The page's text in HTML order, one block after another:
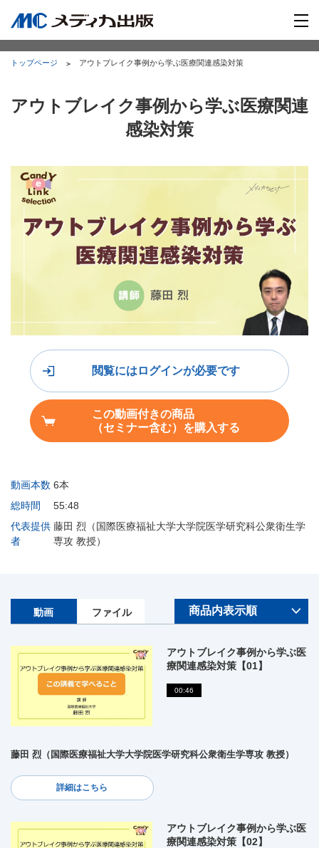
トップページ アウトブレイク事例から学ぶ医療関連感染対策
アウトブレイク事例から学ぶ医療関連
感染対策
動画本数 6本
総時間
55:48
代表提供
者
藤田 烈（国際医療福祉大学大学院医学研究科公衆衛生学
専攻 教授）
閲覧にはログインが必要です
この動画付きの商品
（セミナー含む）を購入する
動画 ファイル
アウトブレイク事例から学ぶ医
療関連感染対策【01】
00:46
藤田 烈（国際医療福祉大学大学院医学研究科公衆衛生学専攻 教授）
詳細はこちら
アウトブレイク事例から学ぶ医
療関連感染対策【02】